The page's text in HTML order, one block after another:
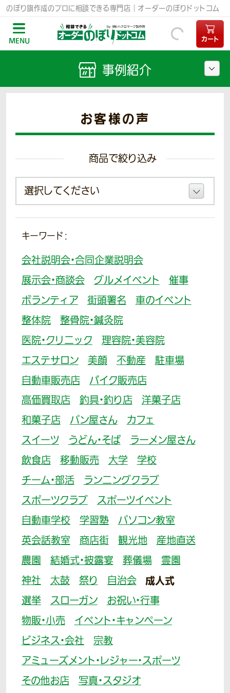
のぼり旗作成のプロに相談できる専門店｜オーダーのぼりドットコム
MENU カート
お客様の声
商品で絞り込み
キーワード：
会社説明会・合同企業説明会
展示会・商談会
グルメイベント
催事
ボランティア
街頭署名
車のイベント
整体院
整骨院・鍼灸院
医院・クリニック
理容院・美容院
エステサロン
美顔 不動産
駐車場
自動車販売店
バイク販売店
高価買取店
釣具・釣り店
洋菓子店
和菓子店
パン屋さん
カフェ
スイーツ
うどん・そば
ラーメン屋さん
飲食店
移動販売 大学
学校
チーム・部活
ランニングクラブ
スポーツクラブ
スポーツイベント
自動車学校
学習塾
パソコン教室
英会話教室
商店街 観光地
産地直送
農園
結婚式・披露宴 葬儀場
霊園
神社
太鼓 祭り 自治会 成人式
選挙 スローガン
お祝い・行事
物販・小売
イベント・キャンペーン
ビジネス・会社
宗教
アミューズメント・レジャー・スポーツ
その他お店
写真・スタジオ
事例紹介